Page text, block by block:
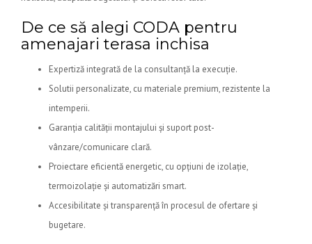
De ce să alegi CODA pentru
amenajari terasa inchisa
Expertiză integrată de la consultanță la execuție.
Solutii personalizate, cu materiale premium, rezistente la
intemperii.
Garanția calității montajului și suport post-
vânzare/comunicare clară.
Proiectare eficientă energetic, cu opțiuni de izolație,
termoizolație și automatizări smart.
Accesibilitate și transparență în procesul de ofertare și
bugetare.